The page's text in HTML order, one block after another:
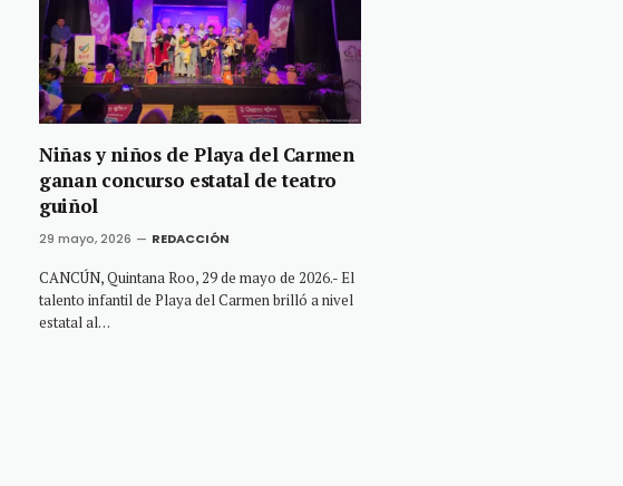
Niñas y niños de Playa del Carmen
ganan concurso estatal de teatro
guiñol
29 mayo, 2026 REDACCIÓN
CANCÚN, Quintana Roo, 29 de mayo de 2026.- El
talento infantil de Playa del Carmen brilló a nivel
estatal al…